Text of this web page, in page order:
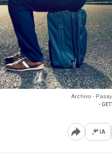
Archivo -
-
Abrir IA